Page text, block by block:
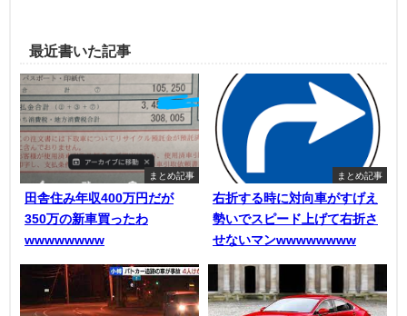
最近書いた記事
まとめ記事
田舎住み年収400万円だが
350万の新車買ったわ
wwwwwwww
まとめ記事
右折する時に対向車がすげえ
勢いでスピード上げて右折さ
せないマンwwwwwwww